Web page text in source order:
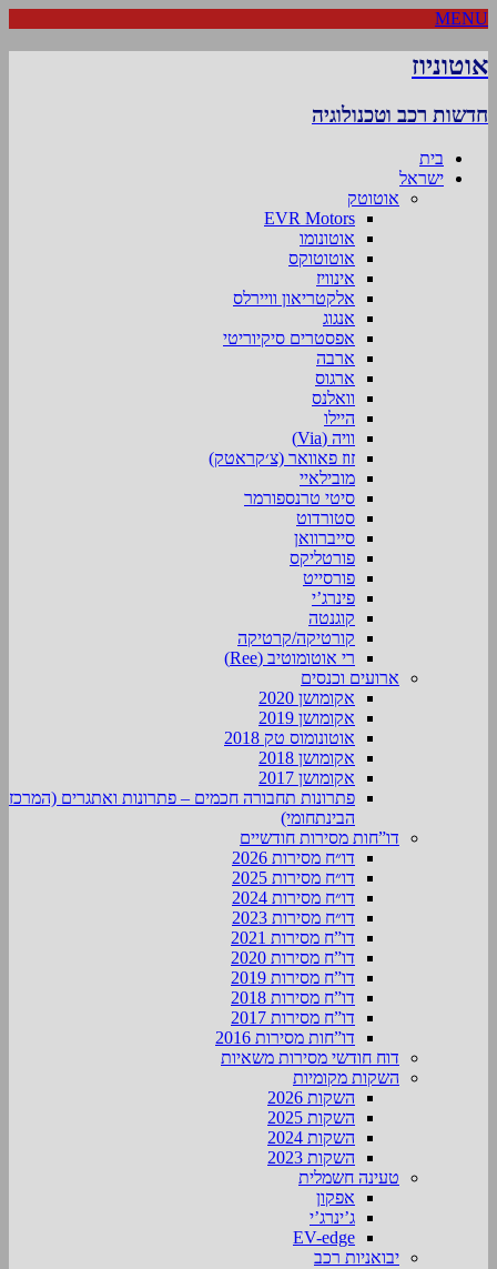
MENU
אוטוניוז
חדשות רכב וטכנולוגיה
בית
ישראל
אוטוטק
EVR Motors
אוטונומו
אוטוטוקס
אינוויז
אלקטריאון וויירלס
אנגוג
אפסטרים סיקיוריטי
ארבה
ארגוס
וואלנס
היילו
וויה (Via)
זוז פאוואר (צ׳קראטק)
מובילאיי
סיטי טרנספורמר
סטורדוט
סייברוואן
פורטליקס
פורסייט
פינרג’י
קוגנטה
קורטיקה/קרטיקה
רי אוטומוטיב (Ree)
ארועים וכנסים
אקומושן 2020
אקומושן 2019
אוטונומוס טק 2018
אקומושן 2018
אקומושן 2017
פתרונות תחבורה חכמים – פתרונות ואתגרים (המרכז
הבינתחומי)
דו”חות מסירות חודשיים
דו״ח מסירות 2026
דו״ח מסירות 2025
דו״ח מסירות 2024
דו״ח מסירות 2023
דו”ח מסירות 2021
דו”ח מסירות 2020
דו”ח מסירות 2019
דו”ח מסירות 2018
דו”ח מסירות 2017
דו”חות מסירות 2016
דוח חודשי מסירות משאיות
השקות מקומיות
השקות 2026
השקות 2025
השקות 2024
השקות 2023
טעינה חשמלית
אפקון
ג’ינרג’י
EV-edge
יבואניות רכב